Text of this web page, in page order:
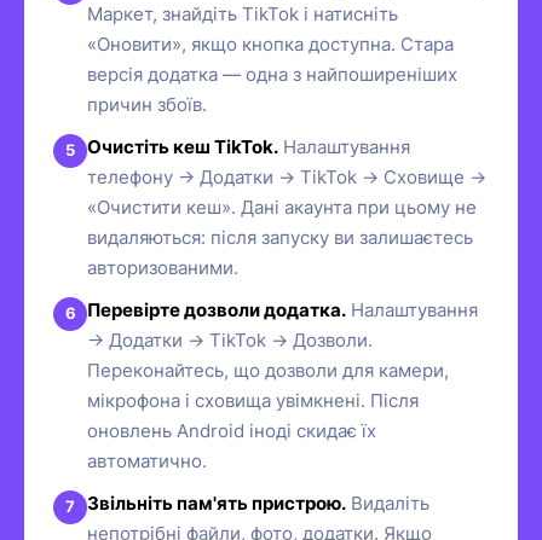
Маркет, знайдіть TikTok і натисніть
«Оновити», якщо кнопка доступна. Стара
версія додатка — одна з найпоширеніших
причин збоїв.
Очистіть кеш TikTok. Налаштування
телефону → Додатки → TikTok → Сховище →
«Очистити кеш». Дані акаунта при цьому не
видаляються: після запуску ви залишаєтесь
авторизованими.
Перевірте дозволи додатка. Налаштування
→ Додатки → TikTok → Дозволи.
Переконайтесь, що дозволи для камери,
мікрофона і сховища увімкнені. Після
оновлень Android іноді скидає їх
автоматично.
Звільніть пам'ять пристрою. Видаліть
непотрібні файли, фото, додатки. Якщо